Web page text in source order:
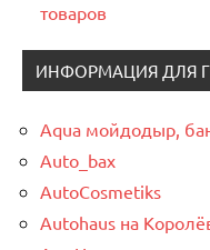
товаров
ИНФОРМАЦИЯ ДЛЯ
Aqua мойдодыр,
Auto_bax
AutoCosmetiks
Autohaus на